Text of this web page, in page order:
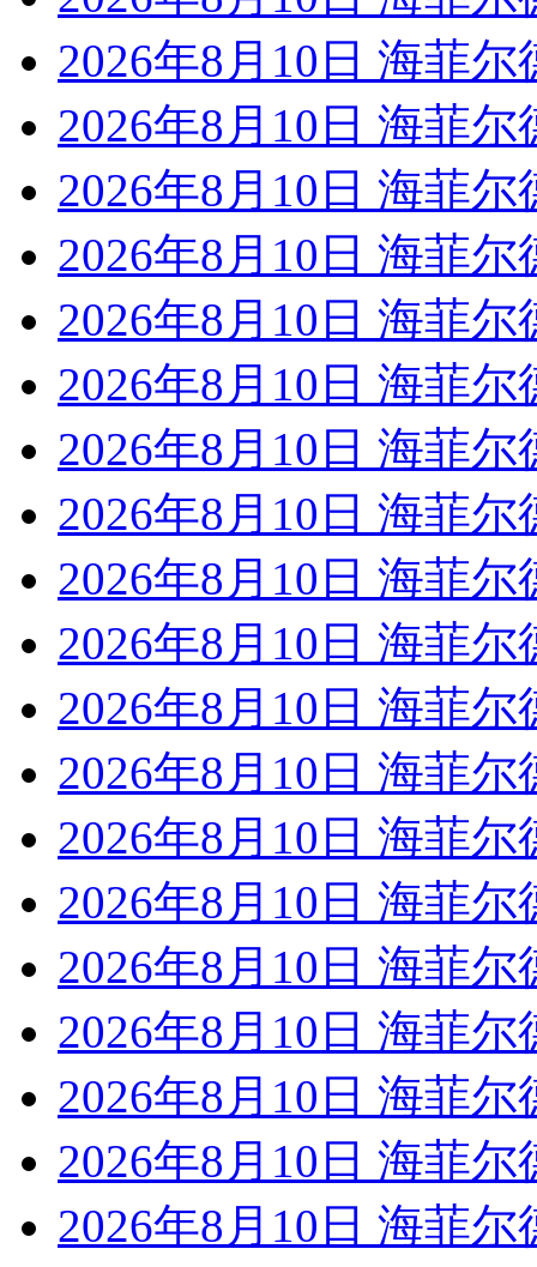
2026年8月10日 海菲
2026年8月10日 海菲
2026年8月10日 海菲
2026年8月10日 海菲
2026年8月10日 海菲
2026年8月10日 海菲
2026年8月10日 海菲
2026年8月10日 海菲
2026年8月10日 海菲
2026年8月10日 海菲
2026年8月10日 海菲
2026年8月10日 海菲
2026年8月10日 海菲
2026年8月10日 海菲
2026年8月10日 海菲
2026年8月10日 海菲
2026年8月10日 海菲
2026年8月10日 海菲
2026年8月10日 海菲